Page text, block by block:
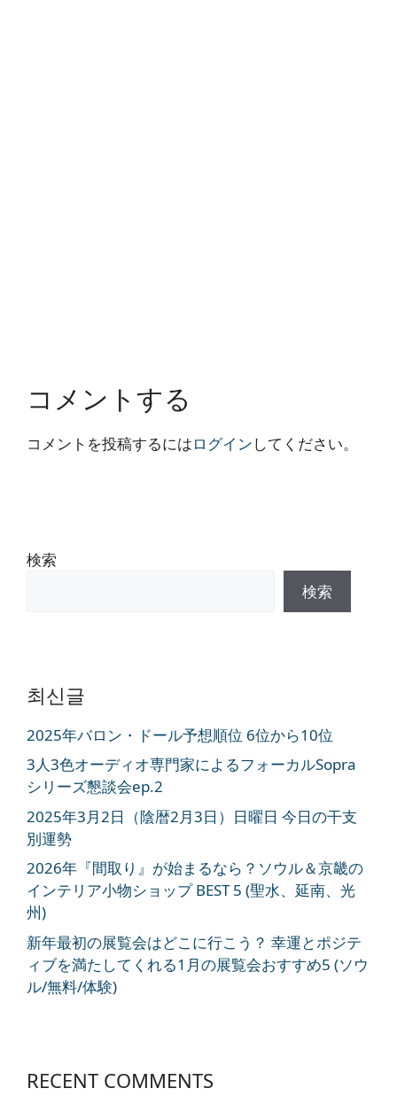
コメントする
コメントを投稿するにはログインしてください。
検索
検索
최신글
2025年バロン・ドール予想順位 6位から10位
3人3色オーディオ専門家によるフォーカルSopra
シリーズ懇談会ep.2
2025年3月2日（陰暦2月3日）日曜日 今日の干支
別運勢
2026年『間取り』が始まるなら？ソウル＆京畿の
インテリア小物ショップ BEST 5 (聖水、延南、光
州)
新年最初の展覧会はどこに行こう？ 幸運とポジテ
ィブを満たしてくれる1月の展覧会おすすめ5 (ソウ
ル/無料/体験)
RECENT COMMENTS